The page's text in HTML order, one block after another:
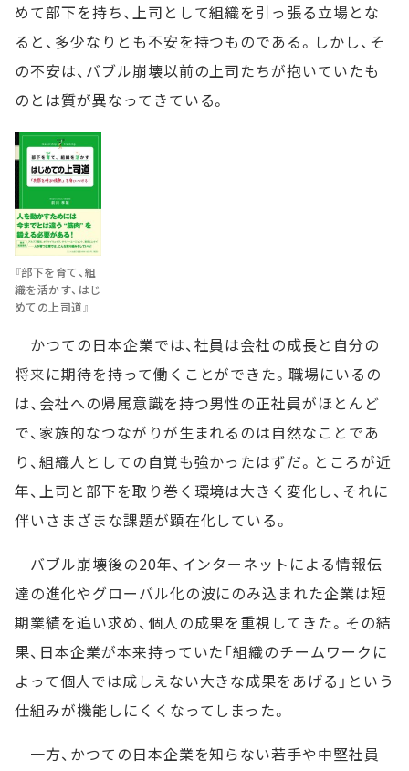
めて部下を持ち、上司として組織を引っ張る立場とな
ると、多少なりとも不安を持つものである。しかし、そ
の不安は、バブル崩壊以前の上司たちが抱いていたも
のとは質が異なってきている。
『部下を育て、組
織を活かす、はじ
めての上司道』
かつての日本企業では、社員は会社の成長と自分の
将来に期待を持って働くことができた。職場にいるの
は、会社への帰属意識を持つ男性の正社員がほとんど
で、家族的なつながりが生まれるのは自然なことであ
り、組織人としての自覚も強かったはずだ。ところが近
年、上司と部下を取り巻く環境は大きく変化し、それに
伴いさまざまな課題が顕在化している。
バブル崩壊後の20年、インターネットによる情報伝
達の進化やグローバル化の波にのみ込まれた企業は短
期業績を追い求め、個人の成果を重視してきた。その結
果、日本企業が本来持っていた「組織のチームワークに
よって個人では成しえない大きな成果をあげる」という
仕組みが機能しにくくなってしまった。
一方、かつての日本企業を知らない若手や中堅社員